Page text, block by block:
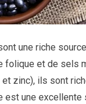
une riche
folique et de sels
zinc), ils sont
est une excellente